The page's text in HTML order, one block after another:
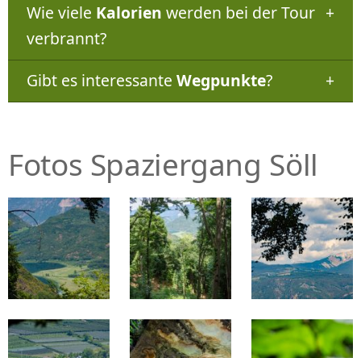
Wie viele Kalorien werden bei der Tour
verbrannt?
Gibt es interessante Wegpunkte?
Fotos Spaziergang Söll